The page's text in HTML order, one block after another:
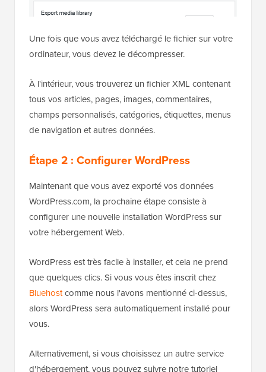
Une fois que vous avez téléchargé le fichier sur votre
ordinateur, vous devez le décompresser.
À l'intérieur, vous trouverez un fichier XML contenant
tous vos articles, pages, images, commentaires,
champs personnalisés, catégories, étiquettes, menus
de navigation et autres données.
Étape 2 : Configurer WordPress
Maintenant que vous avez exporté vos données
WordPress.com, la prochaine étape consiste à
configurer une nouvelle installation WordPress sur
votre hébergement Web.
WordPress est très facile à installer, et cela ne prend
que quelques clics. Si vous vous êtes inscrit chez
Bluehostcomme nous l'avons mentionné ci-dessus,
alors WordPress sera automatiquement installé pour
vous.
Alternativement, si vous choisissez un autre service
d'hébergement, vous pouvez suivre notre tutoriel